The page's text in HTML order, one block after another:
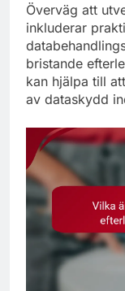
Överväg att
inkluderar
bristande
kan hjälpa till
av dataskydd